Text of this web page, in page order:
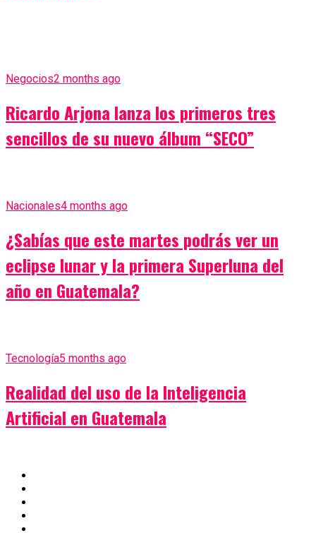
Negocios2 months ago
Ricardo Arjona lanza los primeros tres
sencillos de su nuevo álbum “SECO”
Nacionales4 months ago
¿Sabías que este martes podrás ver un
eclipse lunar y la primera Superluna del
año en Guatemala?
Tecnología5 months ago
Realidad del uso de la Inteligencia
Artificial en Guatemala